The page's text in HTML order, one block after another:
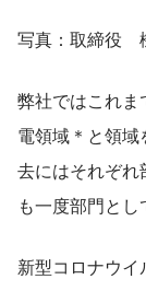
写真：取締役　
弊社ではこれ
電領域＊と領
去にはそれぞ
も一度部門とし
新型コロナウ